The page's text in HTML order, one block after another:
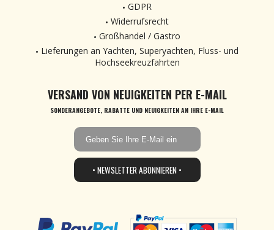
GDPR
Widerrufsrecht
Großhandel / Gastro
Lieferungen an Yachten, Superyachten, Fluss- und
Hochseekreuzfahrten
VERSAND VON NEUIGKEITEN PER E-MAIL
SONDERANGEBOTE, RABATTE UND NEUIGKEITEN AN IHRE E-MAIL
• NEWSLETTER ABONNIEREN •